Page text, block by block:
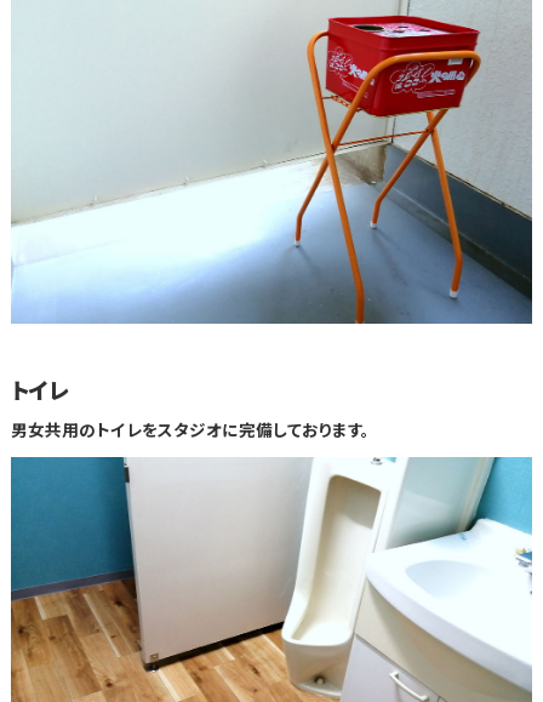
トイレ
男女共用のトイレをスタジオに完備しております。